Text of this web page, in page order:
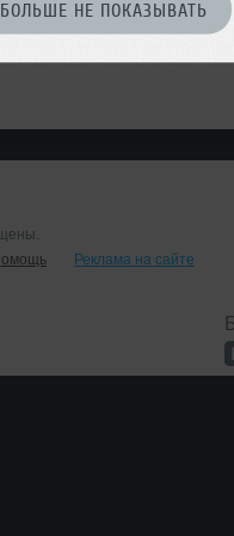
БОЛЬШЕ НЕ ПОКАЗЫВАТЬ
Реклама на сайте